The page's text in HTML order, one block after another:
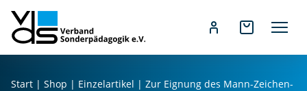
Start | Shop | Einzelartikel | Zur Eignung des Mann-Zeichen-